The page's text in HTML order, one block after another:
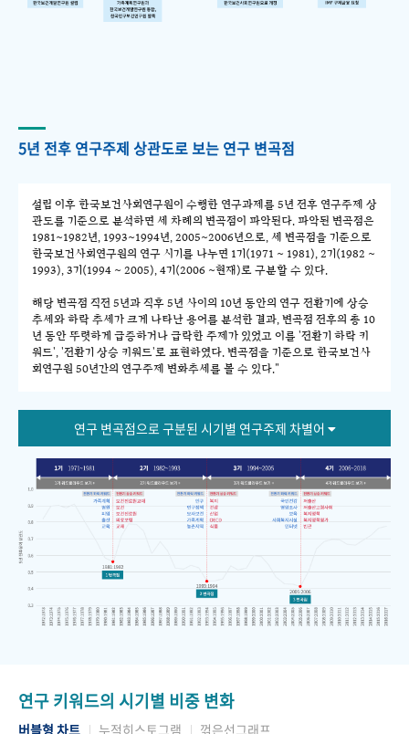
5년 전후 연구주제 상관도로 보는 연구 변곡점
설립 이후 한국보건사회연구원이 수행한 연구과제를 5년 전후 연구주제 상
관도를 기준으로 분석하면 세 차례의 변곡점이 파악된다. 파악된 변곡점은
1981~1982년, 1993~1994년, 2005~2006년으로, 세 변곡점을 기준으로
한국보건사회연구원의 연구 시기를 나누면 1기(1971 ~ 1981), 2기(1982 ~
1993), 3기(1994 ~ 2005), 4기(2006 ~현재)로 구분할 수 있다.
해당 변곡점 직전 5년과 직후 5년 사이의 10년 동안의 연구 전환기에 상승
추세와 하락 추세가 크게 나타난 용어를 분석한 결과, 변곡점 전후의 총 10
년 동안 뚜렷하게 급증하거나 급락한 주제가 있었고 이를 '전환기 하락 키
워드', '전환기 상승 키워드'로 표현하였다. 변곡점을 기준으로 한국보건사
회연구원 50년간의 연구주제 변화추세를 볼 수 있다."
연구 변곡점으로 구분된 시기별 연구주제 차별어
연구 키워드의 시기별 비중 변화
버블형 차트 누적히스토그램 꺾은선그래프